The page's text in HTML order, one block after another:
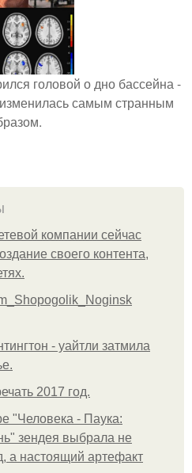
головой о дно бассейна -
изменилась самым странным
компании сейчас
своего контента,
- уайтли затмила
2017 год.
"Человека - Паука:
зендея выбрала не
а настоящий артефакт